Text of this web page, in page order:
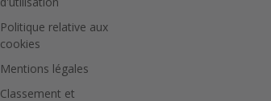
Politique relative aux
cookies
Mentions légales
Classement et